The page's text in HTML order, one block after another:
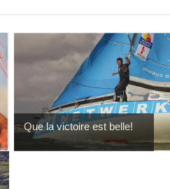
Que la victoire est belle!